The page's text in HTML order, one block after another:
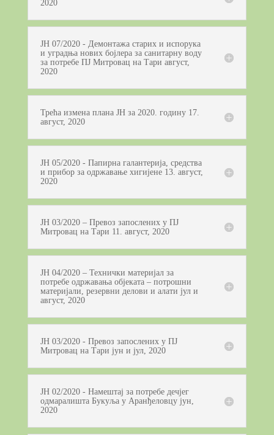
2020
ЈН 07/2020 - Демонтажа старих и испорука
и уградња нових бојлера за санитарну воду
за потребе ПЈ Митровац на Тари август,
2020
Трећа измена плана ЈН за 2020. годину 17.
август, 2020
ЈН 05/2020 - Папирна галантерија, средства
и прибор за одржавање хигијене 13. август,
2020
ЈН 03/2020 – Превоз запослених у ПЈ
Митровац на Тари 11. август, 2020
ЈН 04/2020 – Технички материјал за
потребе одржавања објеката – потрошни
материјали, резервни делови и алати јул и
август, 2020
ЈН 03/2020 - Превоз запослених у ПЈ
Митровац на Тари јун и јул, 2020
ЈН 02/2020 - Намештај за потребе дечјег
одмаралишта Букуља у Аранђеловцу јун,
2020